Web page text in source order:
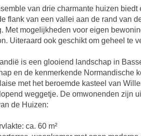
van drie charmante huizen
flank van een vallei aan de rand van
Met mogelijkheden voor eigen
Uiteraard ook geschikt om geheel te
is een glooiend landschap in
en de kenmerkende Normandische
met het beroemde kasteel van
weggetje. De omwonenden zijn
de Huizen:
ca. 60 m²